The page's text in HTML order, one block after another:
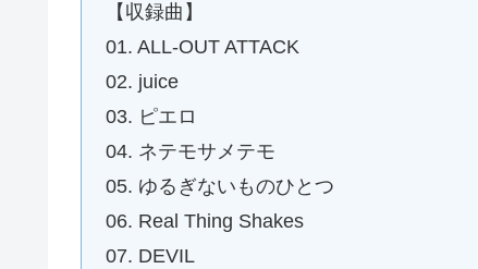
【収録曲】
01. ALL-OUT ATTACK
02. juice
03. ピエロ
04. ネテモサメテモ
05. ゆるぎないものひとつ
06. Real Thing Shakes
07. DEVIL